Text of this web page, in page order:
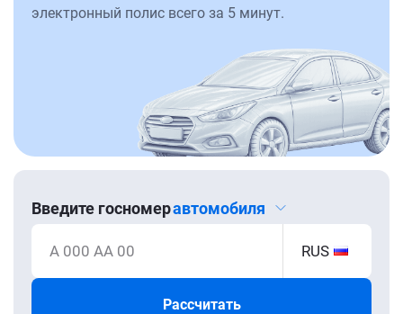
электронный полис всего за 5 минут.
Введите госномеравтомобиля
А 000 АА 00 RUS
Рассчитать